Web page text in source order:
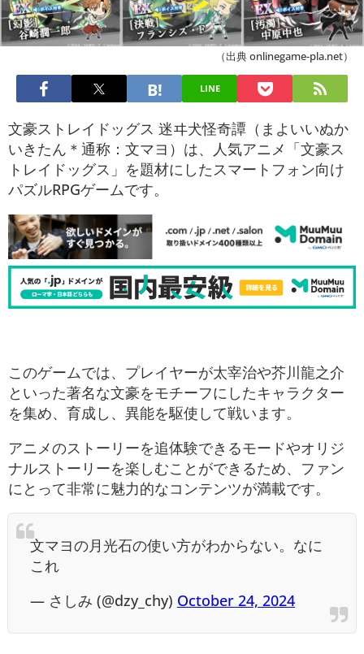
（出典 onlinegame-pla.net）
LINE
文豪ストレイドッグス 迷ヰ犬怪奇譚（まよいいぬか
いきたん＊通称：文マヨ）は、人気アニメ「文豪ス
トレイドッグス」を題材にしたスマートフォン向け
パズルRPGゲームです。
このゲームでは、プレイヤーが太宰治や芥川龍之介
といった著名な文豪をモチーフにしたキャラクター
を集め、育成し、異能を駆使して戦います。
アニメのストーリーを追体験できるモードやオリジ
ナルストーリーを楽しむことができるため、ファン
にとって非常に魅力的なコンテンツが満載です。
文マヨの月光石の使い方がわからない。なに
これ
— さしみ (@dzy_chy) October 24, 2024